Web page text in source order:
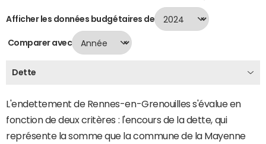
Afficher les données budgétaires de
Comparer avec
Dette
L'endettement de Rennes-en-Grenouilles s'évalue en
fonction de deux critères : l'encours de la dette, qui
représente la somme que la commune de la Mayenne